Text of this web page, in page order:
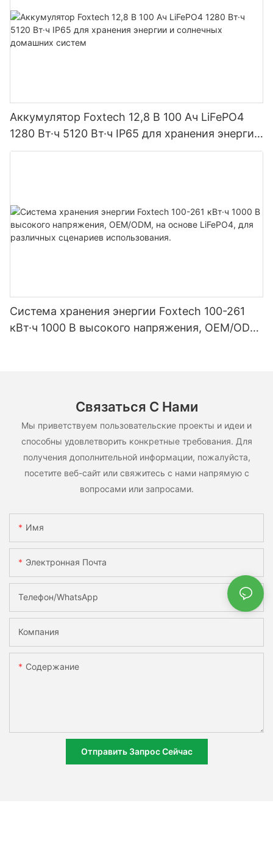
Аккумулятор Foxtech 12,8 В 100 Ач LiFePO4
1280 Вт·ч 5120 Вт·ч IP65 для хранения энергии
и солнечных домашних систем
Система хранения энергии Foxtech 100-261
кВт·ч 1000 В высокого напряжения, OEM/ODM,
Связаться С Нами
Мы приветствуем пользовательские проекты и идеи и
способны удовлетворить конкретные требования. Для
получения дополнительной информации, пожалуйста,
посетите веб-сайт или свяжитесь с нами напрямую с
вопросами или запросами.
Имя
Электронная Почта
Телефон/WhatsApp
Компания
Содержание
Отправить Запрос Сейчас